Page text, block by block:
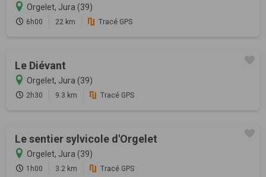
Orgelet, Jura (39)
6h00 22 km Tracé GPS
Le Diévant
Orgelet, Jura (39)
2h30 9.3 km Tracé GPS
Le sentier sylvicole d'Orgelet
Orgelet, Jura (39)
1h00 3.2 km Tracé GPS